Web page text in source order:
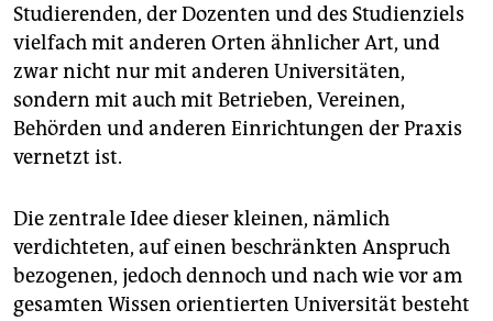
Studierenden, der Dozenten und des Studienziels
vielfach mit anderen Orten ähnlicher Art, und
zwar nicht nur mit anderen Universitäten,
sondern mit auch mit Betrieben, Vereinen,
Behörden und anderen Einrichtungen der Praxis
vernetzt ist.
Die zentrale Idee dieser kleinen, nämlich
verdichteten, auf einen beschränkten Anspruch
bezogenen, jedoch dennoch und nach wie vor am
gesamten Wissen orientierten Universität besteht